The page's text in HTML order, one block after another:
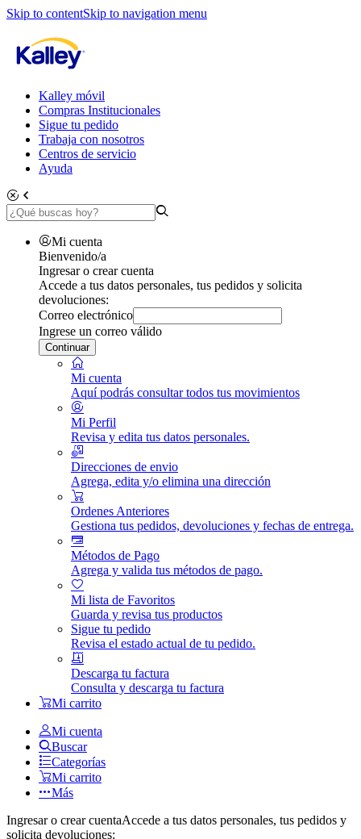
Skip to contentSkip to navigation menu
Kalley móvil
Compras Institucionales
Sigue tu pedido
Trabaja con nosotros
Centros de servicio
Ayuda
Mi cuenta
Bienvenido/a
Ingresar o crear cuenta
Accede a tus datos personales, tus pedidos y solicita
devoluciones:
Correo electrónico
Ingrese un correo válido
Continuar
Mi cuenta
Aquí podrás consultar todos tus movimientos
Mi Perfil
Revisa y edita tus datos personales.
Direcciones de envio
Agrega, edita y/o elimina una dirección
Ordenes Anteriores
Gestiona tus pedidos, devoluciones y fechas de entrega.
Métodos de Pago
Agrega y valida tus métodos de pago.
Mi lista de Favoritos
Guarda y revisa tus productos
Sigue tu pedido
Revisa el estado actual de tu pedido.
Descarga tu factura
Consulta y descarga tu factura
Mi carrito
Mi cuenta
Buscar
Categorías
Mi carrito
Más
Ingresar o crear cuentaAccede a tus datos personales, tus pedidos y
solicita devoluciones: